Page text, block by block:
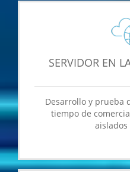
SERVIDOR EN
Desarrollo y prueba
tiempo de
aislados